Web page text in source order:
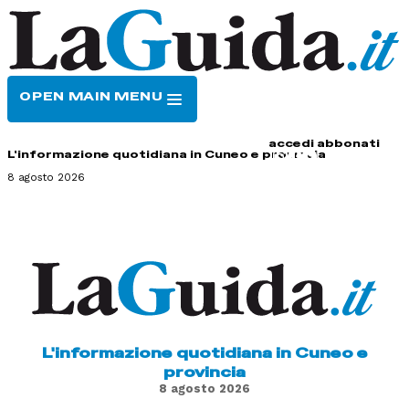
OPEN MAIN MENU
accedi abbonati
L'informazione quotidiana in Cuneo e provincia
8 agosto 2026
L'informazione quotidiana in Cuneo e
provincia
8 agosto 2026